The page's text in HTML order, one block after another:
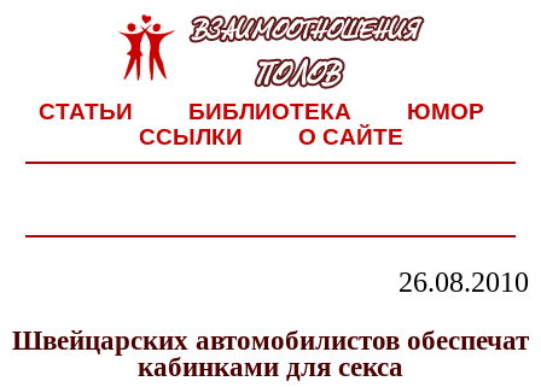
СТАТЬИ БИБЛИОТЕКА
ЮМОР
ССЫЛКИ
О САЙТЕ
26.08.2010
Швейцарских автомобилистов обеспечат
кабинками для секса